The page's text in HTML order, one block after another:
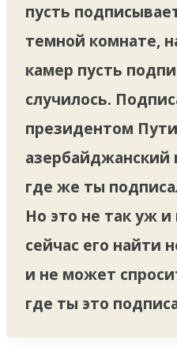
пусть
темной комнате,
камер пусть
случилось.
президентом
где же ты
Но это не так уж
сейчас его найти
и не может
где ты это